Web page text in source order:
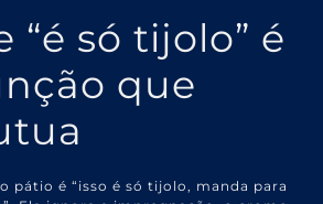
“é só tijolo” é
que
pátio é “isso é só tijolo, manda para